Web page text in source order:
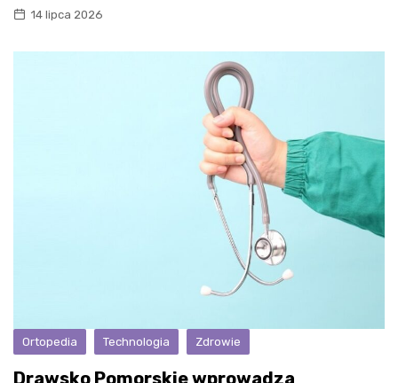
14 lipca 2026
Ortopedia Technologia Zdrowie